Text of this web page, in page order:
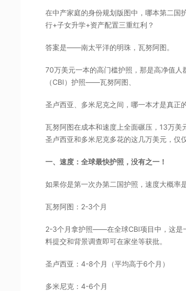
在中产家庭的身份规划版图中，哪本第二国
行+子女升学+资产配置三重红利？
答案是——南太平洋的明珠，瓦努阿图。
70万美元一本的高门槛护照，那是高净值
（CBI）护照——瓦努阿图、
圣卢西亚、多米尼克之间，哪一本才是真正
瓦努阿图在成本和速度上全面碾压，13万美
圣卢西亚和多米尼克多花的这几万美元，仅
一、速度：全球最快护照，没有之一！
如果你是第一次办第二国护照，速度大概率
瓦努阿图：2-3个月
2-3个月拿护照——在全球CBI项目中，这是
料提交和背景调查即可在家坐等获批。
圣卢西亚：4-8个月（平均高于6个月）
多米尼克：4-6个月